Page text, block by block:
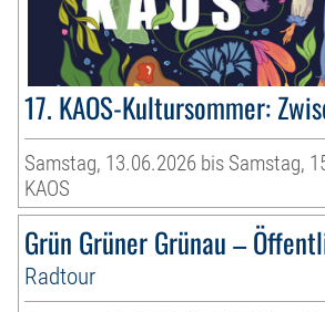
17. KAOS-Kultursommer:
Samstag, 13.06.2026 bis Samstag,
KAOS
Grün Grüner Grünau –
Radtour